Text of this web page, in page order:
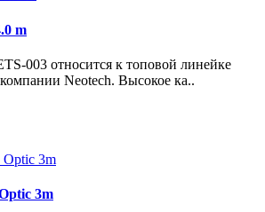
m
003 относится к топовой линейке
Neotech. Высокое ка..
3m